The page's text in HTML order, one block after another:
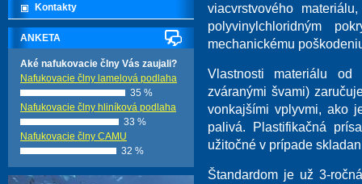
viacvrstvového
polyvinylchloridným
mechanickému
Vlastnosti materiálu
zváranými švami)
vonkajšími vplyvmi, ako
palivá. Plastifikačná
užitočné v prípade
Štandardom je už 3-
Kontakty
ANKETA
Aké nafukovacie člny Vás zaujali?
Nafukovacie člny lamelová podlaha
35 %
Nafukovacie člny hliníková podlaha
33 %
Nafukovacie člny CAMU
32 %